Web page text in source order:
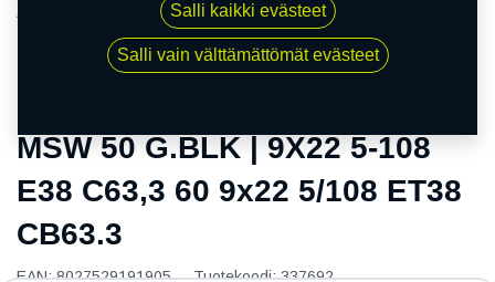
MSW 50 G.BLK | 9X22 5-108 E38 C63,3 60 9x22 5/108
ET38 CB63.3
MSW 50 G.BLK | 9X22 5-108
E38 C63,3 60 9x22 5/108 ET38
CB63.3
EAN:8027529191905 Tuotekoodi:337692
Salli kaikki evästeet
Salli vain välttämättömät evästeet